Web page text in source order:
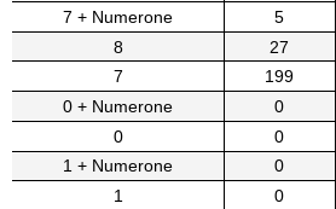
7 + Numerone
5
8
27
7
199
0 + Numerone
0
0
0
1 + Numerone
0
1
0